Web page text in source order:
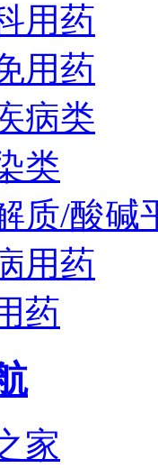
用药
用药
病类
类
质/酸碱
用药
药
家